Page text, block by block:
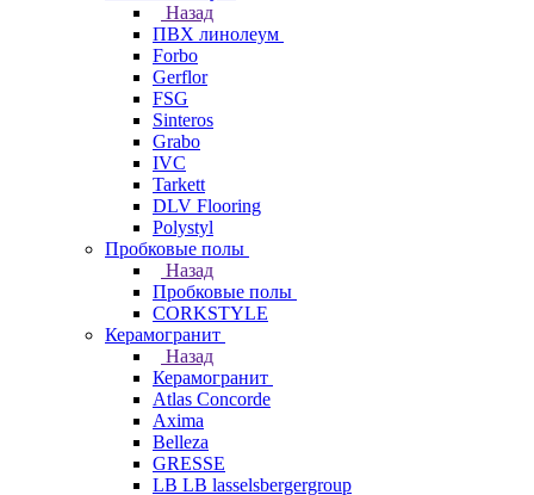
Назад
ПВХ линолеум
Forbo
Gerflor
FSG
Sinteros
Grabo
IVC
Tarkett
DLV Flooring
Polystyl
Пробковые полы
Назад
Пробковые полы
CORKSTYLE
Керамогранит
Назад
Керамогранит
Atlas Concorde
Axima
Belleza
GRESSE
LB LB lasselsbergergroup